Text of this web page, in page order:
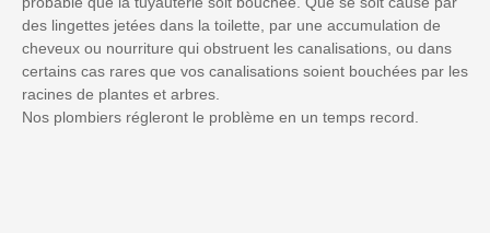
des lingettes jetées dans la toilette, par une accumulation de
cheveux ou nourriture qui obstruent les canalisations, ou dans
certains cas rares que vos canalisations soient bouchées par les
racines de plantes et arbres.
Nos plombiers régleront le problème en un temps record.